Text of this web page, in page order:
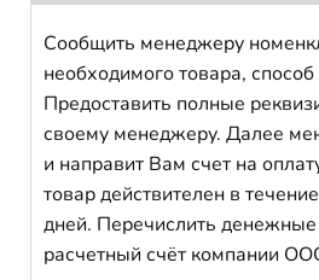
Сообщить менеджеру
необходимого товара, способ
Предоставить полные
своему менеджеру. Далее
и направит Вам счет на
товар действителен в
дней. Перечислить денежные
расчетный счёт компании